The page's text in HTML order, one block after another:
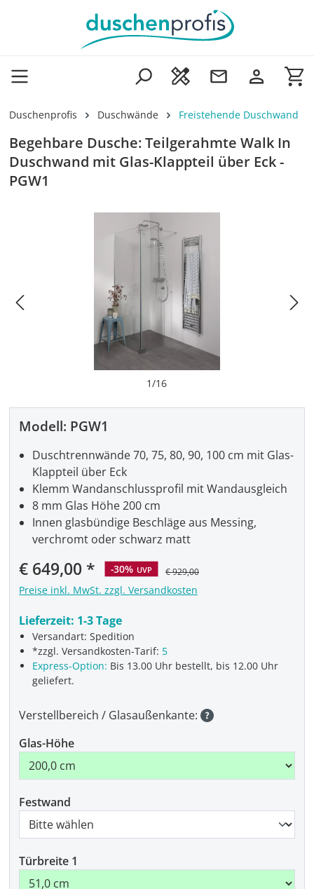
Zum Hauptinhalt springen
Duschenprofis Duschwände Freistehende Duschwand
Begehbare Dusche: Teilgerahmte Walk In
Duschwand mit Glas-Klappteil über Eck -
PGW1
Bildergalerie überspringen
1/16
Modell: PGW1
Verkaufspreis:
€ 649,00 -30% UVP € 929,00
Preise inkl. MwSt. zzgl. Versandkosten
Lieferzeit: 1-3 Tage
Versandart: Spedition
*zzgl. Versandkosten-Tarif: 5
Express-Option: Bis 13.00 Uhr bestellt, bis 12.00 Uhr
geliefert.
Duschtrennwände 70, 75, 80, 90, 100 cm mit Glas-
Klappteil über Eck
Klemm Wandanschlussprofil mit Wandausgleich
8 mm Glas Höhe 200 cm
Innen glasbündige Beschläge aus Messing,
verchromt oder schwarz matt
Verstellbereich / Glasaußenkante:
Glas-Höhe
Festwand
Türbreite 1